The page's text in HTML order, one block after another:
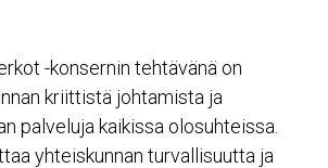
-konsernin tehtävänä on
kriittistä johtamista ja
palveluja kaikissa olosuhteissa.
yhteiskunnan turvallisuutta ja